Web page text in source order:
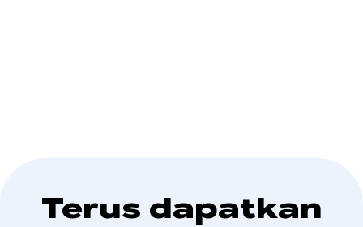
Terus dapatkan